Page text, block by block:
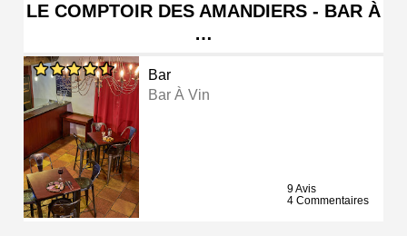
LE COMPTOIR DES AMANDIERS - BAR À
…
Bar
Bar À Vin
9 Avis
4 Commentaires